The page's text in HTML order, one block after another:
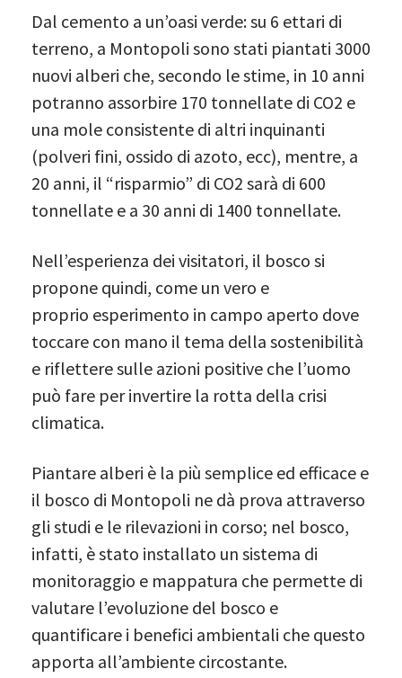
Dal cemento a un’oasi verde: su 6 ettari di
terreno, a Montopoli sono stati piantati 3000
nuovi alberi che, secondo le stime, in 10 anni
potranno assorbire 170 tonnellate di CO2 e
una mole consistente di altri inquinanti
(polveri fini, ossido di azoto, ecc), mentre, a
20 anni, il “risparmio” di CO2 sarà di 600
tonnellate e a 30 anni di 1400 tonnellate.
Nell’esperienza dei visitatori, il bosco si
propone quindi, come un vero e
proprio esperimento in campo aperto dove
toccare con mano il tema della sostenibilità
e riflettere sulle azioni positive che l’uomo
può fare per invertire la rotta della crisi
climatica.
Piantare alberi è la più semplice ed efficace e
il bosco di Montopoli ne dà prova attraverso
gli studi e le rilevazioni in corso; nel bosco,
infatti, è stato installato un sistema di
monitoraggio e mappatura che permette di
valutare l’evoluzione del bosco e
quantificare i benefici ambientali che questo
apporta all’ambiente circostante.